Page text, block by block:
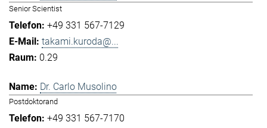
Senior Scientist
+49 331 567-7129
takami.kuroda@...
0.29
Dr. Carlo Musolino
Postdoktorand
+49 331 567-7170